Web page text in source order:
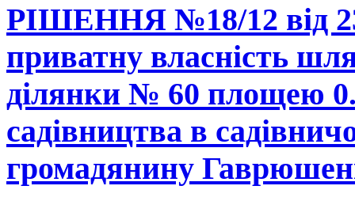
РІШЕННЯ №18/12 від
приватну власність
ділянки № 60 площею
садівництва в
громадянину